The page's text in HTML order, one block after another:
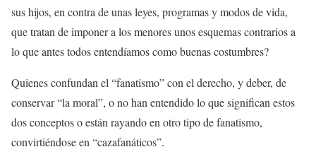
sus hijos, en contra de unas leyes, programas y modos de vida,
que tratan de imponer a los menores unos esquemas contrarios a
lo que antes todos entendíamos como buenas costumbres?
Quienes confundan el “fanatismo” con el derecho, y deber, de
conservar “la moral”, o no han entendido lo que significan estos
dos conceptos o están rayando en otro tipo de fanatismo,
convirtiéndose en “cazafanáticos”.